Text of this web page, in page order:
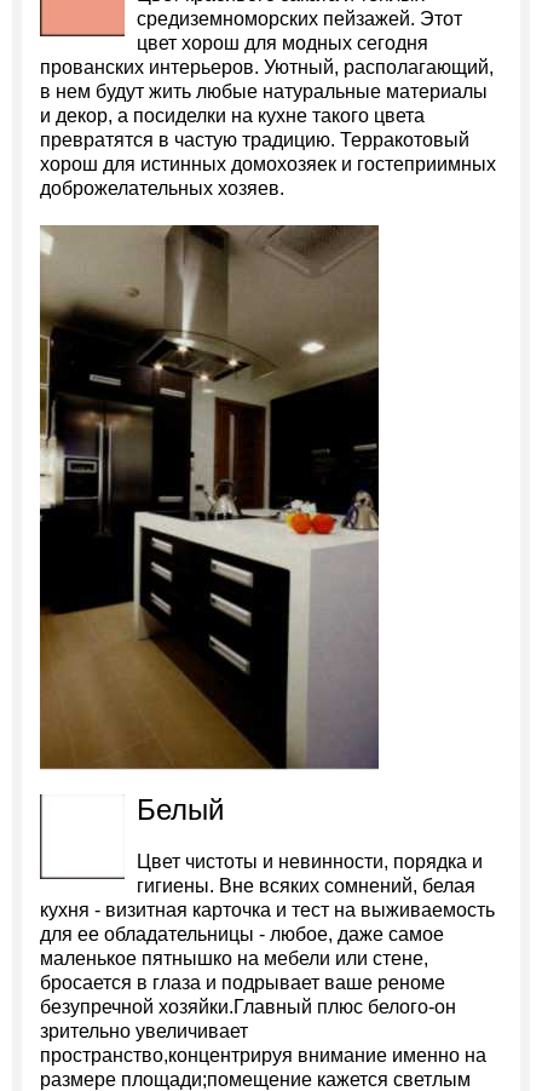
средиземноморских пейзажей. Этот
цвет хорош для модных сегодня
прованских интерьеров. Уютный, располагающий,
в нем будут жить любые натуральные материалы
и декор, а посиделки на кухне такого цвета
превратятся в частую традицию. Терракотовый
хорош для истинных домохозяек и гостеприимных
доброжелательных хозяев.
Белый
Цвет чистоты и невинности, порядка и
гигиены. Вне всяких сомнений, белая
кухня - визитная карточка и тест на выживаемость
для ее обладательницы - любое, даже самое
маленькое пятнышко на мебели или стене,
бросается в глаза и подрывает ваше реноме
безупречной хозяйки.Главный плюс белого-он
зрительно увеличивает
пространство,концентрируя внимание именно на
размере площади;помещение кажется светлым